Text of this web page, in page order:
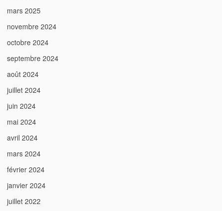
mars 2025
novembre 2024
octobre 2024
septembre 2024
août 2024
juillet 2024
juin 2024
mai 2024
avril 2024
mars 2024
février 2024
janvier 2024
juillet 2022